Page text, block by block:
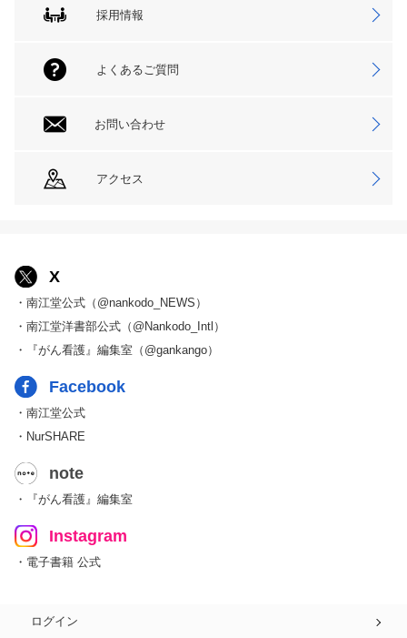
採用情報
よくあるご質問
お問い合わせ
アクセス
X
・南江堂公式（@nankodo_NEWS）
・南江堂洋書部公式（@Nankodo_Intl）
・『がん看護』編集室（@gankango）
Facebook
・南江堂公式
・NurSHARE
note
・『がん看護』編集室
Instagram
・電子書籍 公式
ログイン